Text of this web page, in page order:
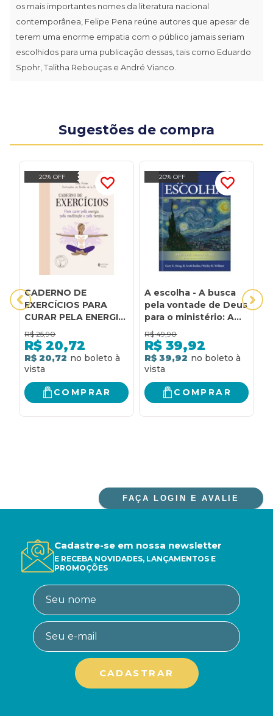
os mais importantes nomes da literatura nacional
contemporânea, Felipe Pena reúne autores que apesar de
terem uma enorme empatia com o público jamais seriam
escolhidos para uma publicação dessas, tais como Eduardo
Spohr, Talitha Rebouças e André Vianco.
Sugestões de compra
20% OFF
CADERNO DE
EXERCÍCIOS PARA
CURAR PELA ENERGIA,
PELA MEDITAÇÃO E
PELA TERAPIA
R$ 25,90
R$ 20,72
R$ 20,72
COMPRAR
20% OFF
A escolha - A busca
pela vontade de Deus
para o ministério: A
busca pela vontade
de Deus para o
ministério
R$ 49,90
R$ 39,92
R$ 39,92
COMPRAR
FAÇA LOGIN E AVALIE
Cadastre-se em nossa newsletter
E RECEBA NOVIDADES, LANÇAMENTOS E
PROMOÇÕES